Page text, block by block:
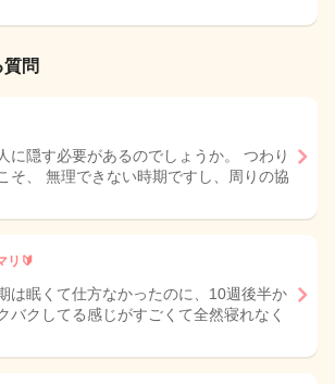
問
に隠す必要があるのでしょうか。 つわり
そ、 無理できない時期ですし、周りの協
リ🔰
は眠くて仕方なかったのに、10週後半か
バクしてる感じがすごくて全然寝れなく